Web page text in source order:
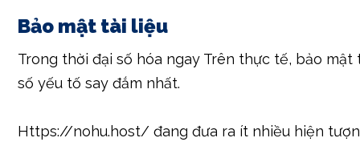
Bảo mật tài liệu
Trong thời đại số hóa ngay Trên thực tế, bảo mật
số yếu tố say đắm nhất.
Https://nohu.host/ đang đưa ra ít nhiều hiện